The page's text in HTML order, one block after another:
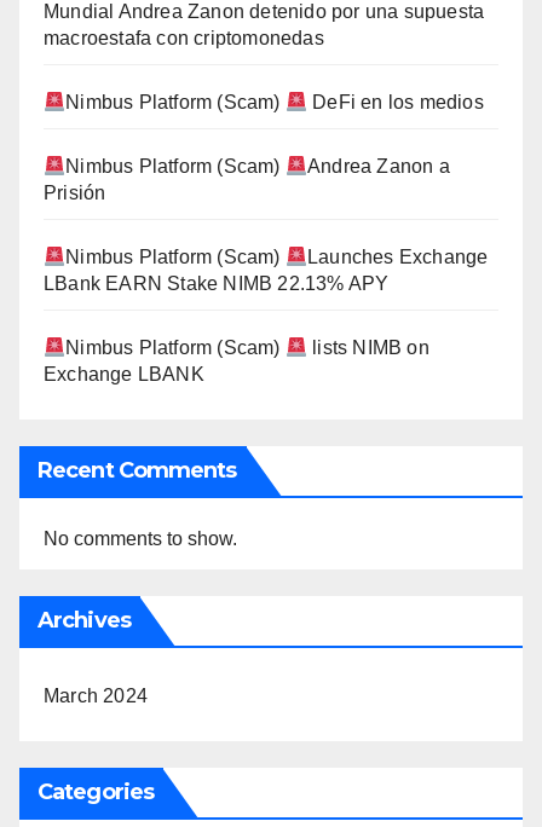
Mundial Andrea Zanon detenido por una supuesta
macroestafa con criptomonedas
Nimbus Platform (Scam) DeFi en los medios
Nimbus Platform (Scam)
Andrea Zanon a
Prisión
Nimbus Platform (Scam)
Launches Exchange
LBank EARN Stake NIMB 22.13% APY
Nimbus Platform (Scam)
lists NIMB on
Exchange LBANK
Recent Comments
No comments to show.
Archives
March 2024
Categories